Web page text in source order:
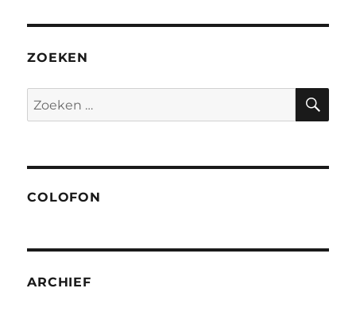
ZOEKEN
Zoeken
naar:
COLOFON
ARCHIEF